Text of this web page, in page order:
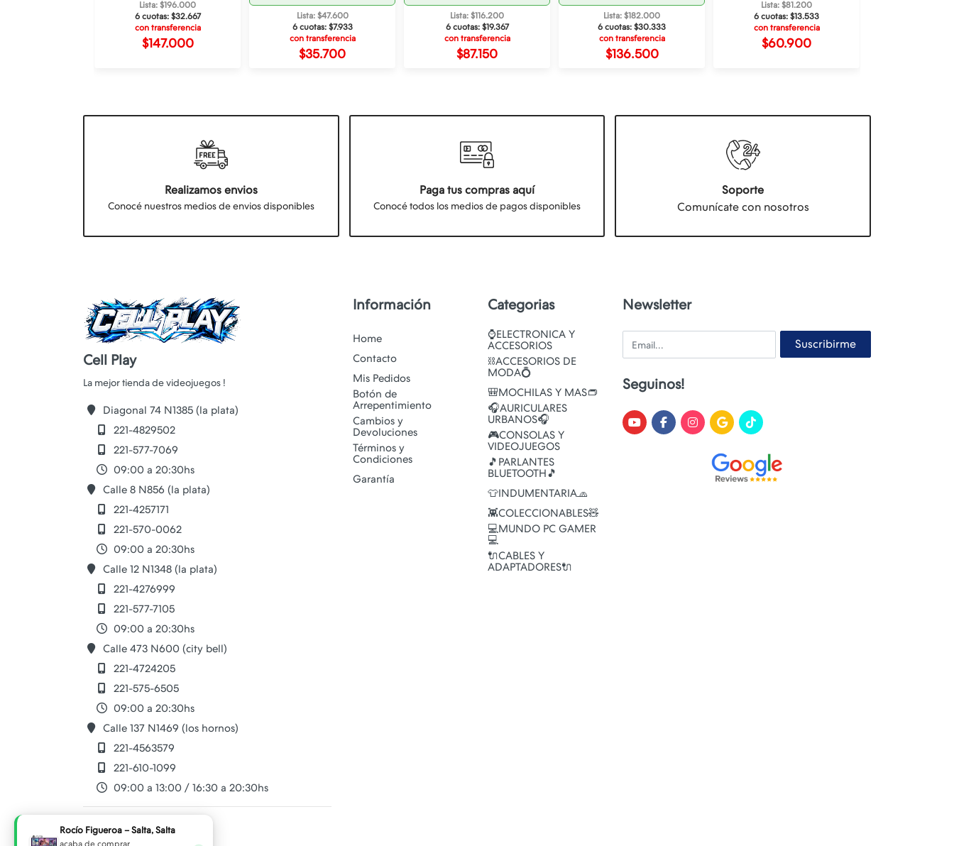
Lista: $196.000
6 cuotas: $32.667
con transferencia
$147.000
Lista: $47.600
6 cuotas: $7.933
con transferencia
$35.700
Lista: $116.200
6 cuotas: $19.367
con transferencia
$87.150
Lista: $182.000
6 cuotas: $30.333
con transferencia
$136.500
Lista: $81.200
6 cuotas: $13.533
con transferencia
$60.900
Realizamos envios
Conocé nuestros medios de envios disponibles
Paga tus compras aquí
Conocé todos los medios de pagos disponibles
Soporte
Comunícate con nosotros
Cell Play
Diagonal 74 N1385 (la plata)
221-4829502
221-577-7069
09:00 a 20:30hs
Calle 8 N856 (la plata)
221-4257171
221-570-0062
09:00 a 20:30hs
Calle 12 N1348 (la plata)
221-4276999
221-577-7105
09:00 a 20:30hs
Calle 473 N600 (city bell)
221-4724205
221-575-6505
09:00 a 20:30hs
Calle 137 N1469 (los hornos)
221-4563579
221-610-1099
09:00 a 13:00 / 16:30 a 20:30hs
cell.play@hotmail.com
Información
Home
Contacto
Mis Pedidos
Botón de
Arrepentimiento
Cambios y
Devoluciones
Términos y
Condiciones
Garantía
Categorias
⌚ELECTRONICA Y
ACCESORIOS
⛓️ACCESORIOS DE
MODA💍
🎒MOCHILAS Y MAS👝
🎧AURICULARES
URBANOS🎧
🎮CONSOLAS Y
VIDEOJUEGOS
🎵PARLANTES
BLUETOOTH🎵
👕INDUMENTARIA🧢
👾COLECCIONABLES🧸
💻MUNDO PC GAMER
💻
🔌CABLES Y
ADAPTADORES🔌
Newsletter
Email Suscribirme
Seguinos!